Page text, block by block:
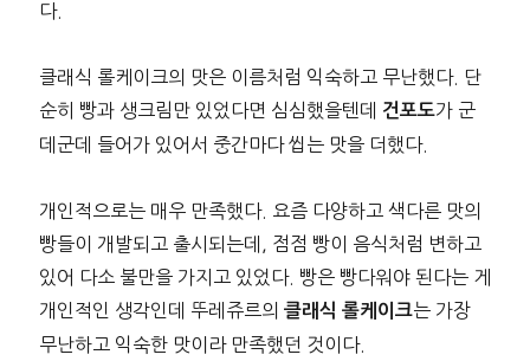
다.
클래식 롤케이크의 맛은 이름처럼 익숙하고 무난했다. 단
순히 빵과 생크림만 있었다면 심심했을텐데
건포도가 군
데군데 들어가 있어서 중간마다 씹는 맛을 더했다.
개인적으로는 매우 만족했다. 요즘 다양하고 색다른 맛의
빵들이 개발되고 출시되는데, 점점 빵이 음식처럼 변하고
있어 다소 불만을 가지고 있었다. 빵은 빵다워야 된다는 게
개인적인 생각인데 뚜레쥬르의 클래식 롤케이크는 가장
무난하고 익숙한 맛이라 만족했던 것이다.